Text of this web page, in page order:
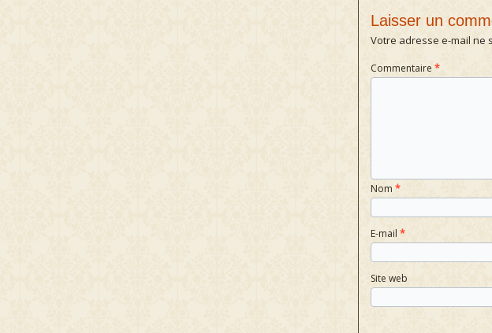
Laisser un
Votre adresse e-mail ne
Commentaire*
Nom*
E-mail*
Site web